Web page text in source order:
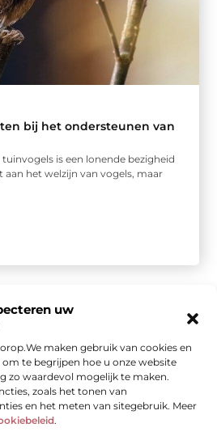
uw
maken gebruik van cookies en
te begrijpen hoe u onze website
zo waardevol mogelijk te maken.
zoals het tonen van
en het meten van sitegebruik. Meer
.
bij het ondersteunen van
is een lonende bezigheid
aan het welzijn van vogels, maar